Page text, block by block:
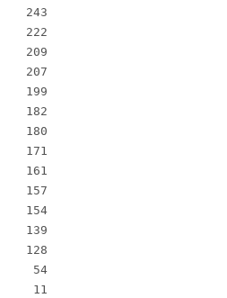
4 Guilhem Verove 		FRA 	243
5 Tomáš Křivda 		CZE 	222
6 Tino Polsini 		SUI 	209
7 Mathias Barros Vallet 	FRA 	207
8 Fabian Aebersold 		SUI 	199
9 Benjamin Wey 		SUI 	182
10 Zoltan Bujdoso 		HUN 	180
11 Isac von Krusenstierna 	SWE 	171
12 Yannick Michiels 		BEL 	161
13 Axel Granqvist 		SWE 	157
14 Gustav Runefors 		SWE 	154
15 Aarni Ronkainen 		FIN 	139
19 Jakub Glonek 		CZE 	128
43. Martin Roudný 		CZE	 54
63. Tomáš Urbánek 		CZE	 11